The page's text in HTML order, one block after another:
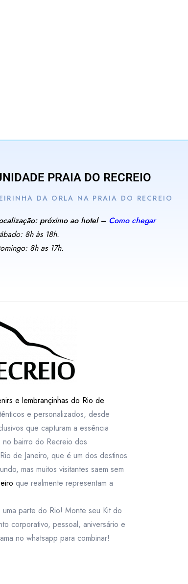
PRAIA DO RECREIO
DA ORLA NA PRAIA DO RECREIO
próximo ao hotel – Como chegar
8h às 18h.
8h as 17h.
e lembrançinhas do Rio de
e personalizados, desde
que capturam a essência
no bairro do Recreio dos
de Janeiro, que é um dos destinos
mas muitos visitantes saem sem
que realmente representam a
parte do Rio! Monte seu Kit do
corporativo, pessoal, aniversário e
no whatsapp para combinar!